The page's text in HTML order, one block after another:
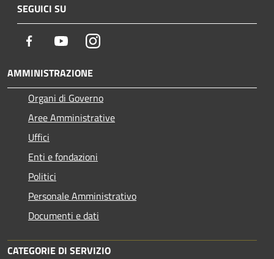
SEGUICI SU
Facebook YoutubeInstagram
AMMINISTRAZIONE
Organi di Governo
Aree Amministrative
Uffici
Enti e fondazioni
Politici
Personale Amministrativo
Documenti e dati
CATEGORIE DI SERVIZIO